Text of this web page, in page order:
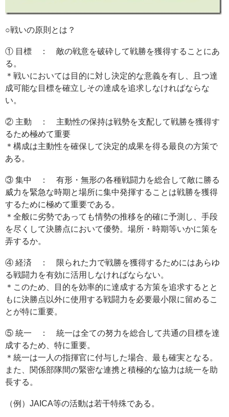
○戦いの原則とは？
① 目標 ： 敵の戦意を破砕して戦勝を獲得することにあ
る。
＊戦いにおいては目的に対し決定的な意義を有し、且つ達
成可能な目標を確立しその達成を追求しなければならな
い。
② 主動 ： 主動性の保持は戦勢を支配して戦勝を獲得す
るため極めて重要
＊構成は主動性を確保して決定的成果を得る最良の方策で
ある。
③ 集中 ： 有形・無形の各種戦闘力を総合して敵に勝る
威力を緊急な時期と場所に集中発揮することは戦勝を獲得
するために極めて重要である。
＊全般に劣勢であっても情勢の推移を的確に予測し、手段
を尽くして決勝点において優勢。場所・時期等いかに策を
弄するか。
④ 経済 ： 限られた力で戦勝を獲得するためにはあらゆ
る戦闘力を有効に活用しなければならない。
＊このため、目的を効率的に達成する方策を追求するとと
もに決勝点以外に使用する戦闘力を必要最小限に留めるこ
とが特に重要。
⑤ 統一 ： 統一は全ての努力を総合して共通の目標を達
成するため、特に重要。
＊統一は一人の指揮官に付与した場合、最も確実となる。
また、関係部隊間の緊密な連携と積極的な協力は統一を助
長する。
（例）JAICA等の活動は若干特殊である。